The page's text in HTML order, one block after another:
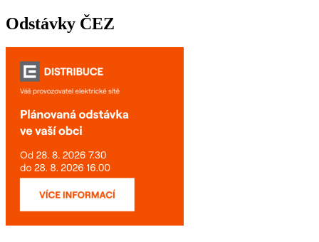
Odstávky ČEZ